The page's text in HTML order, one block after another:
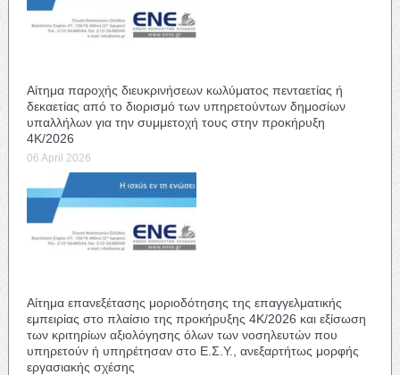
Αίτημα παροχής διευκρινήσεων κωλύματος πενταετίας ή
δεκαετίας από το διορισμό των υπηρετούντων δημοσίων
υπαλλήλων για την συμμετοχή τους στην προκήρυξη
4Κ/2026
06 April 2026
Αίτημα επανεξέτασης μοριοδότησης της επαγγελματικής
εμπειρίας στο πλαίσιο της προκήρυξης 4Κ/2026 και εξίσωση
των κριτηρίων αξιολόγησης όλων των νοσηλευτών που
υπηρετούν ή υπηρέτησαν στο Ε.Σ.Υ., ανεξαρτήτως μορφής
εργασιακής σχέσης